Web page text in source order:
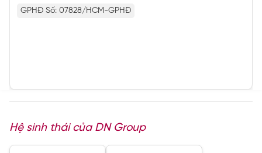
GPHĐ Số: 07828/HCM-GPHĐ
Hệ sinh thái của DN Group